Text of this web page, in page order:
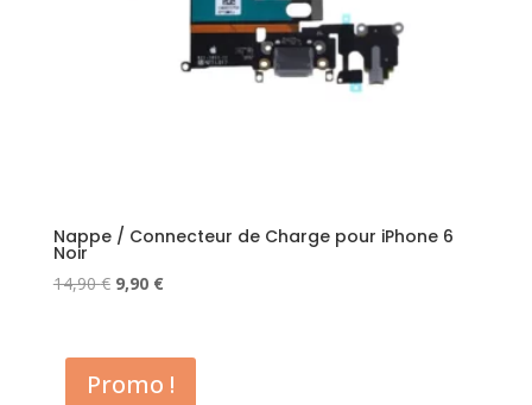
Nappe / Connecteur de Charge pour iPhone 6
Noir
14,90€ Le
était :
14,90 €.
9,90 €Le
est :
9,90 €.
Promo !